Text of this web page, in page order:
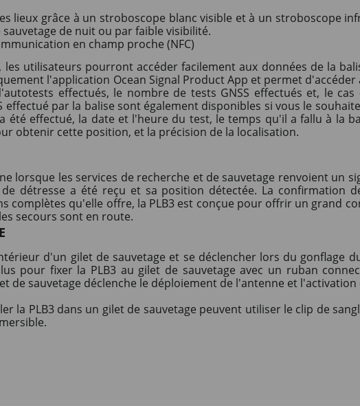
lieux grâce à un stroboscope blanc visible et à un stroboscope
de nuit ou par faible visibilité.
en champ proche (NFC)
les utilisateurs pourront accéder facilement aux données de la
l'application Ocean Signal Product App et permet
effectués, le nombre de tests GNSS effectués et, le
effectué par la balise sont également disponibles si vous le
effectué, la date et l'heure du test, le temps qu'il a fallu à la
obtenir cette position, et la précision de la localisation.
lorsque les services de recherche et de sauvetage renvoient un
détresse a été reçu et sa position détectée. La confirmation
complètes qu'elle offre, la PLB3 est conçue pour offrir un grand
secours sont en route.
d'un gilet de sauvetage et se déclencher lors du gonflage
pour fixer la PLB3 au gilet de sauvetage avec un ruban
de sauvetage déclenche le déploiement de l'antenne et l'activation
la PLB3 dans un gilet de sauvetage peuvent utiliser le clip de